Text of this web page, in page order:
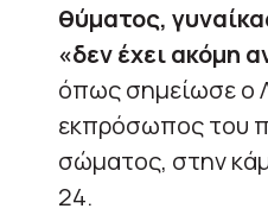
θύματος,
«δεν έχει ακόμη
όπως σημείωσε ο
εκπρόσωπος του
σώματος, στην
24.